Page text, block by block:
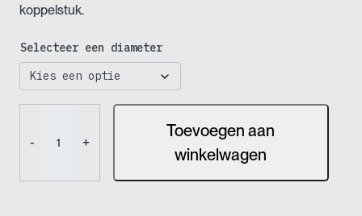
koppelstuk.
Selecteer een diameter
-
Koppelmof
+
Toevoegen aan
winkelwagen